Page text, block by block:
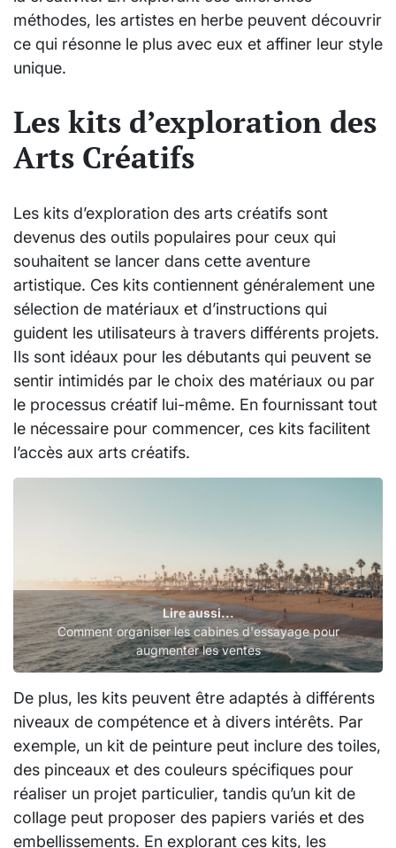
méthodes, les artistes en herbe peuvent découvrir
ce qui résonne le plus avec eux et affiner leur style
unique.
Les kits d’exploration des
Arts Créatifs
Les kits d’exploration des arts créatifs sont
devenus des outils populaires pour ceux qui
souhaitent se lancer dans cette aventure
artistique. Ces kits contiennent généralement une
sélection de matériaux et d’instructions qui
guident les utilisateurs à travers différents projets.
Ils sont idéaux pour les débutants qui peuvent se
sentir intimidés par le choix des matériaux ou par
le processus créatif lui-même. En fournissant tout
le nécessaire pour commencer, ces kits facilitent
l’accès aux arts créatifs.
Lire aussi...
Comment organiser les cabines d'essayage pour
augmenter les ventes
De plus, les kits peuvent être adaptés à différents
niveaux de compétence et à divers intérêts. Par
exemple, un kit de peinture peut inclure des toiles,
des pinceaux et des couleurs spécifiques pour
réaliser un projet particulier, tandis qu’un kit de
collage peut proposer des papiers variés et des
embellissements. En explorant ces kits, les